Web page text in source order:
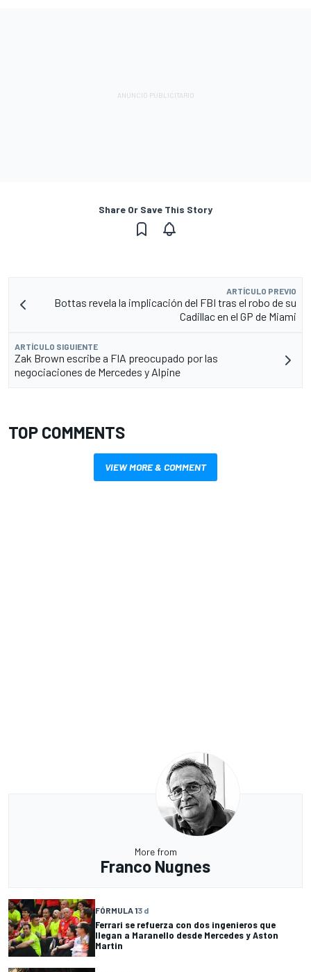
Share Or Save This Story
ARTÍCULO PREVIO
Bottas revela la implicación del FBI tras el robo de su
Cadillac en el GP de Miami
ARTÍCULO SIGUIENTE
Zak Brown escribe a FIA preocupado por las
negociaciones de Mercedes y Alpine
TOP COMMENTS
VIEW MORE & COMMENT
More from
Franco Nugnes
FÓRMULA 13 d
Ferrari se refuerza con dos ingenieros que
llegan a Maranello desde Mercedes y Aston
Martin